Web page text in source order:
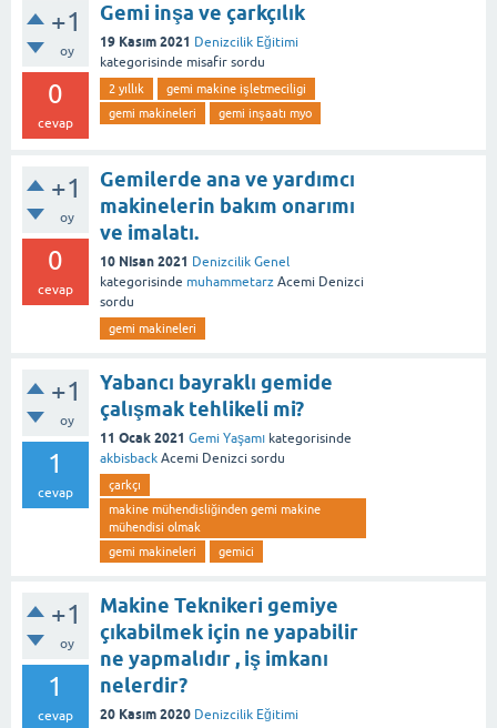
+1
oy
0
cevap
Gemi inşa ve çarkçılık
19 Kasım 2021 Denizcilik Eğitimi
kategorisinde misafir sordu
2 yıllık
gemi makine işletmeciligi
gemi makineleri
gemi inşaatı myo
+1
oy
0
cevap
Gemilerde ana ve yardımcı
makinelerin bakım onarımı
ve imalatı.
10 Nisan 2021 Denizcilik Genel
kategorisinde muhammetarz Acemi Denizci
sordu
gemi makineleri
+1
oy
1
cevap
Yabancı bayraklı gemide
çalışmak tehlikeli mi?
11 Ocak 2021 Gemi Yaşamı kategorisinde
akbisback Acemi Denizci sordu
çarkçı
makine mühendisliğinden gemi makine
mühendisi olmak
gemi makineleri
gemici
+1
oy
1
cevap
Makine Teknikeri gemiye
çıkabilmek için ne yapabilir
ne yapmalıdır , iş imkanı
nelerdir?
20 Kasım 2020 Denizcilik Eğitimi